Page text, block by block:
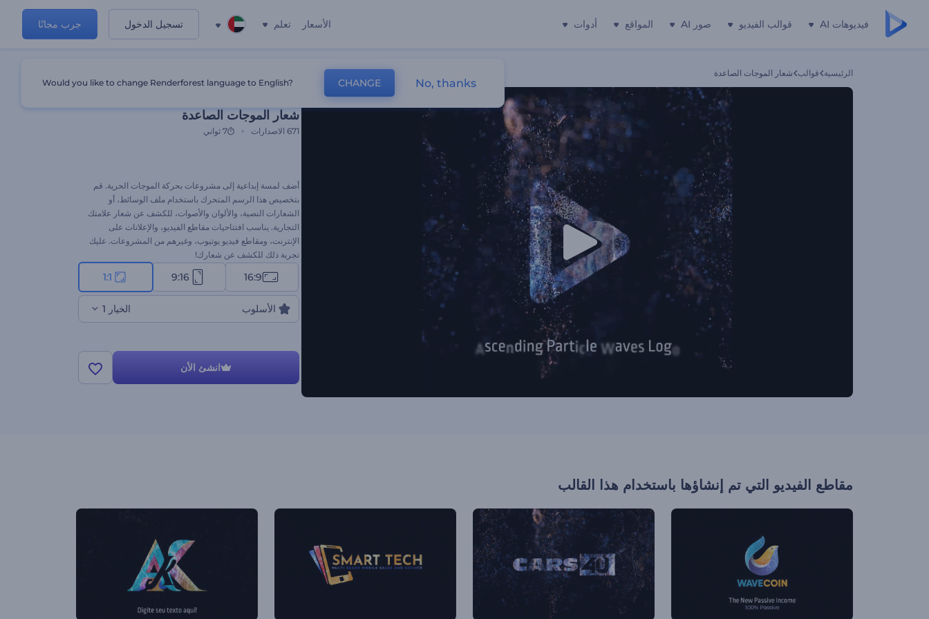
فيديوهات AI قوالب الفيديو صور AI المواقع أدوات الأسعار تعلم تسجيل الدخول جرب مجانًا
الرئيسية قوالب شعار الموجات الصاعدة
شعار الموجات الصاعدة
671 الاصدارات 7 ثواني
أضف لمسة إبداعية إلى مشروعات بحركة الموجات الحرية. قم
بتخصيص هذا الرسم المتحرك باستخدام ملف الوسائط، أو
الشعارات النصية، والألوان والأصوات، للكشف عن شعار علامتك
التجارية. يناسب افتتاحيات مقاطع الفيديو، والإعلانات على
الإنترنت، ومقاطع فيديو يوتيوب، وغيرهم من المشروعات. عليك
تجربة ذلك للكشف عن شعارك!
16:9
9:16
1:1
الأسلوب الخيار 1
انشئ الأن
مقاطع الفيديو التي تم إنشاؤها باستخدام هذا القالب
Would you like to change Renderforest language to English? CHANGE No, thanks